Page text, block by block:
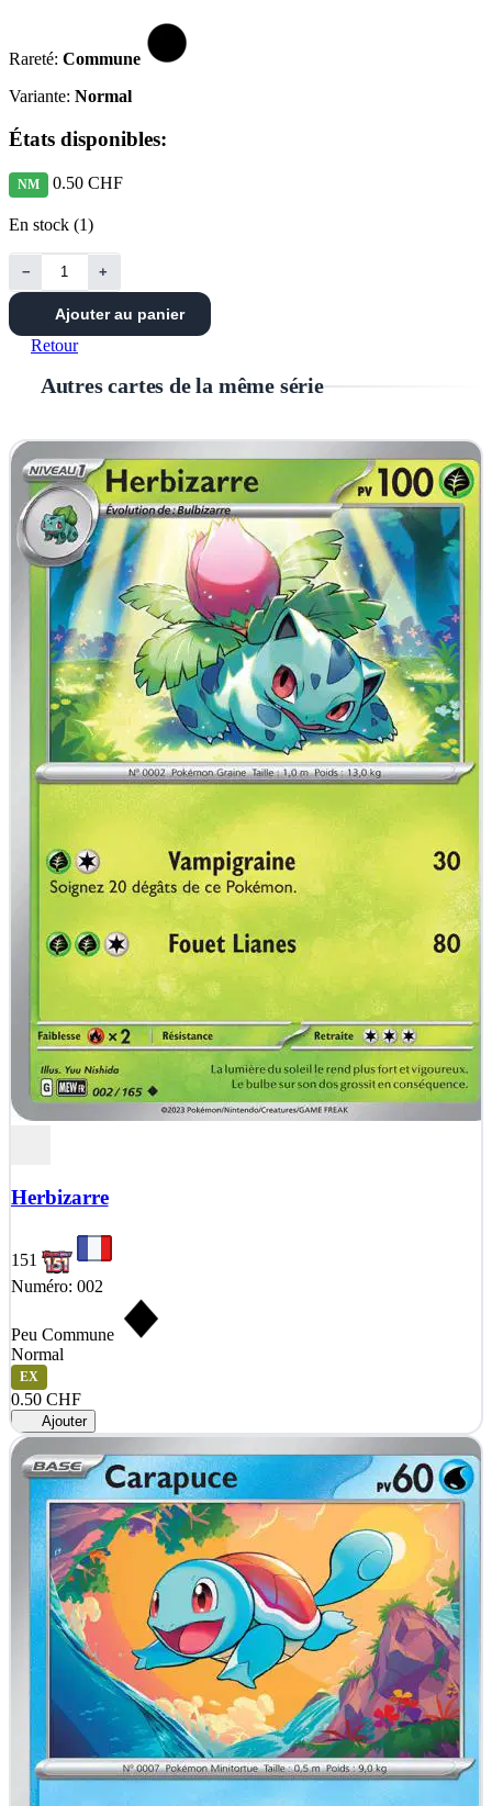
Rareté: Commune
Variante: Normal
États disponibles:
NM 0.50 CHF
En stock (1)
− +
Ajouter au panier
Retour
Autres cartes de la même série
Herbizarre
151
Numéro: 002
Peu Commune
Normal
EX
0.50 CHF
Ajouter